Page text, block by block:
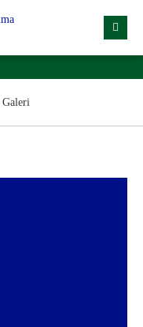
Galeri